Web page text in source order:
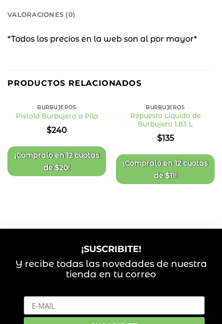
VALORACIONES (0)
*Todos los precios en la web son al por mayor*
PRODUCTOS RELACIONADOS
de
deseos
BURBUJEROS
Pistola Burbujero a Pila
$240
¡Compralo en12 cuotas
de$20!
Añadir
BURBUJEROS
Repuesto Líquido de
Burbujero 1.83 L
$135
¡Compralo en12 cuotas
de$11!
¡SUSCRIBITE!
Y recibe todas las novedades de nuestra
tienda en tu correo